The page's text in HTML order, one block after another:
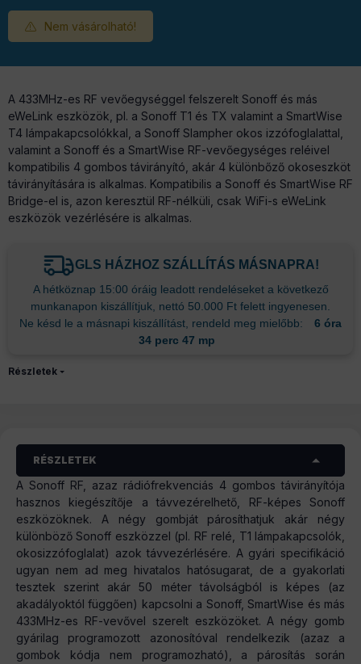
Nem vásárolható!
A 433MHz-es RF vevőegységgel felszerelt Sonoff és más
eWeLink eszközök, pl. a Sonoff T1 és TX valamint a SmartWise
T4 lámpakapcsolókkal, a Sonoff Slampher okos izzófoglalattal,
valamint a Sonoff és a SmartWise RF-vevőegységes reléivel
kompatibilis 4 gombos távirányító, akár 4 különbőző okoseszköt
távirányítására is alkalmas. Kompatibilis a Sonoff és SmartWise RF
Bridge-el is, azon keresztül RF-nélküli, csak WiFi-s eWeLink
eszközök vezérlésére is alkalmas.
GLS HÁZHOZ SZÁLLÍTÁS MÁSNAPRA!
A hétköznap 15:00 óráig leadott rendeléseket a következő
munkanapon kiszállítjuk, nettó 50.000 Ft felett ingyenesen.
Ne késd le a másnapi kiszállítást, rendeld meg mielőbb:
6 óra
34 perc 47 mp
Részletek
RÉSZLETEK
A Sonoff RF, azaz rádiófrekvenciás 4 gombos távirányítója
hasznos kiegészítője a távvezérelhető, RF-képes Sonoff
eszközöknek. A négy gombját párosíthatjuk akár négy
különböző Sonoff eszközzel (pl. RF relé, T1 lámpakapcsolók,
okosizzófoglalat) azok távvezérlésére. A gyári specifikáció
ugyan nem ad meg hivatalos hatósugarat, de a gyakorlati
tesztek szerint akár 50 méter távolságból is képes (az
akadályoktól függően) kapcsolni a Sonoff, SmartWise és más
433MHz-es RF-vevővel szerelt eszközöket. A négy gomb
gyárilag programozott azonosítóval rendelkezik (azaz a
gombok kódja nem programozható), a párosítás során